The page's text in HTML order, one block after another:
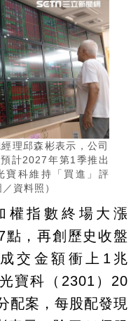
理邱森彬表示，公司
計2027年第1季推出
寶科維持「買進」評
資料照）
權指數終場大漲
，再創歷史收盤
交金額衝上1兆
寶科（2301）20
配案，每股配發現